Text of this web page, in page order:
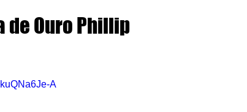
de Ouro Phillip
A